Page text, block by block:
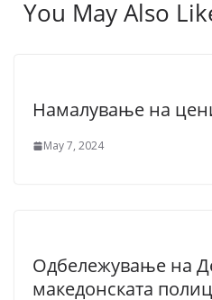
You May Also
Намалување на
May 7, 2024
Одбележување на
македонската